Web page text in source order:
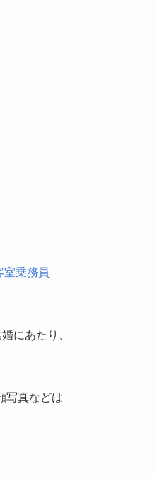
室乗務員
にあたり、
写真などは